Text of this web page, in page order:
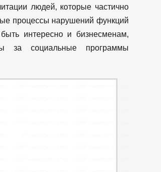
людей, которые частично
процессы нарушений функций
интересно и бизнесменам,
за социальные программы